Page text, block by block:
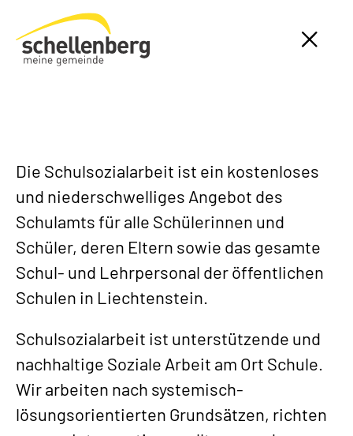
Gemeinde Schellenberg Startseite
Die Schulsozialarbeit ist ein kostenloses
und niederschwelliges Angebot des
Schulamts für alle Schülerinnen und
Schüler, deren Eltern sowie das gesamte
Schul- und Lehrpersonal der öffentlichen
Schulen in Liechtenstein.
Schulsozialarbeit ist unterstützende und
nachhaltige Soziale Arbeit am Ort Schule.
Wir arbeiten nach systemisch-
lösungsorientierten Grundsätzen, richten